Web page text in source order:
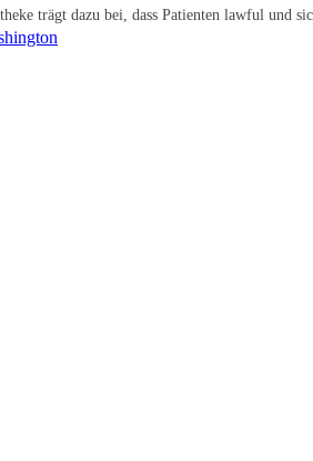
trägt dazu bei, dass Patienten lawful und